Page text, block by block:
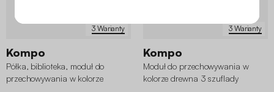
3 Warianty
Kompo
Półka, biblioteka, moduł do
przechowywania w kolorze
3 Warianty
Kompo
Moduł do przechowywania w
kolorze drewna 3 szuflady